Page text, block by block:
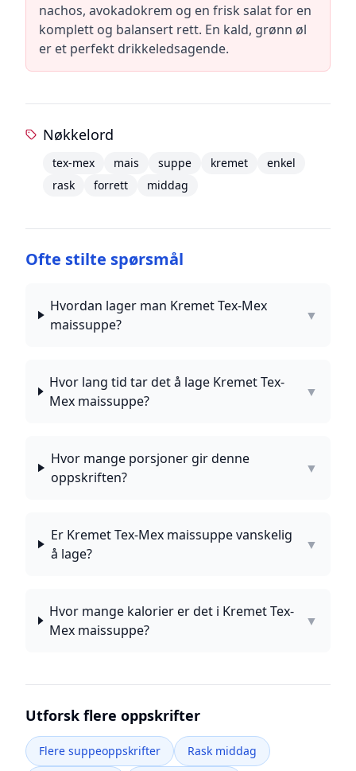
nachos, avokadokrem og en frisk salat for en
komplett og balansert rett. En kald, grønn øl
er et perfekt drikkeledsagende.
Nøkkelord
tex-mex mais suppe kremet
enkel
rask
forrett middag
Ofte stilte spørsmål
Hvordan lager man Kremet Tex-Mex
maissuppe?
▼
Hvor lang tid tar det å lage Kremet Tex-
Mex maissuppe?
▼
Hvor mange porsjoner gir denne
oppskriften?
▼
Er Kremet Tex-Mex maissuppe vanskelig
å lage?
▼
Hvor mange kalorier er det i Kremet Tex-
Mex maissuppe?
▼
Utforsk flere oppskrifter
Flere suppeoppskrifter
Rask middag